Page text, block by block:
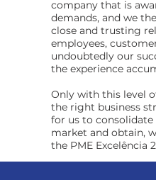
company that is
demands, and we
close and trusting
employees,
undoubtedly our
the experience
Only with this level
the right business
for us to
market and obtain,
the PME Excelência